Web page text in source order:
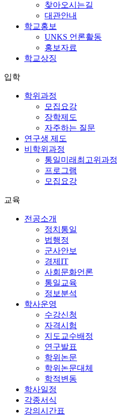
찾아오시는길
대관안내
학교홍보
UNKS 언론활동
홍보자료
학교상징
입학
학위과정
모집요강
장학제도
자주하는 질문
연구생 제도
비학위과정
통일미래최고위과정
프로그램
모집요강
교육
전공소개
정치통일
법행정
군사안보
경제IT
사회문화언론
통일교육
정보분석
학사운영
수강신청
자격시험
지도교수배정
연구발표
학위논문
학위논문대체
학적변동
학사일정
각종서식
강의시간표